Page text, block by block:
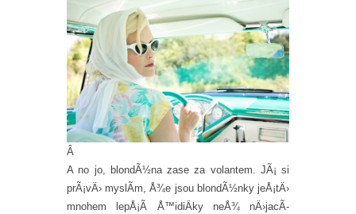
Â
A no jo, blondÃ½na zase za volantem. JÃ¡ si
prÃ¡vÄ› myslÃ­m, Å¾e jsou blondÃ½nky jeÅ¡tÄ›
mnohem lepÅ¡Ã­ Å™idiÄky neÅ¾ nÄ›jacÃ­